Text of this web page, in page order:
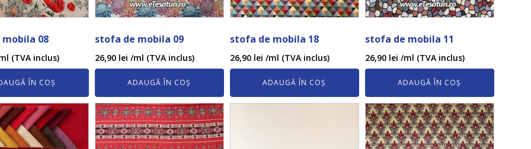
08
(TVA inclus)
ÎN COȘ
stofa de mobila 09
26,90 lei /ml (TVA inclus)
ADAUGĂ ÎN COȘ
stofa de mobila 18
26,90 lei /ml (TVA inclus)
ADAUGĂ ÎN COȘ
stofa de mobila 11
26,90 lei /ml (TVA inclus)
ADAUGĂ ÎN COȘ